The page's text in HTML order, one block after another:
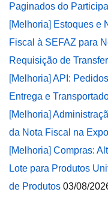
Paginados do
[Melhoria] Estoques e
Fiscal à SEFAZ para
Requisição de
[Melhoria] API:
Entrega e
[Melhoria]
da Nota Fiscal na
[Melhoria] Compras:
Lote para Produtos
de Produtos 03/08/